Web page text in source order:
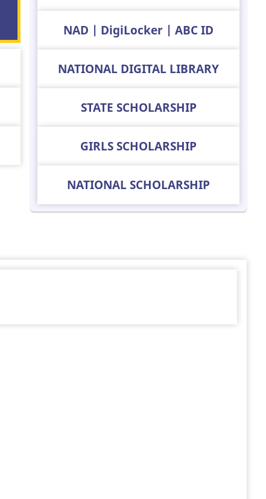
NAD | DigiLocker | ABC ID
NATIONAL DIGITAL LIBRARY
STATE SCHOLARSHIP
GIRLS SCHOLARSHIP
NATIONAL SCHOLARSHIP